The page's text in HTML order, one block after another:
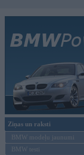
Ziņas un raksti
BMW modeļu jaunumi
BMW testi